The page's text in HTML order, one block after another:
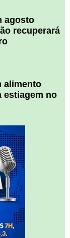
agosto
recuperará
alimento
estiagem no